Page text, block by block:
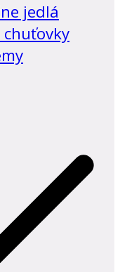
jedlá
chuťovky